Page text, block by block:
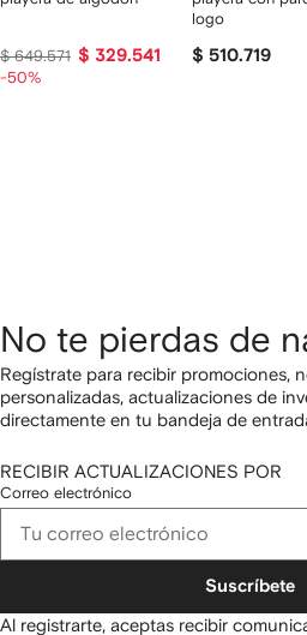
$ 649.571 $ 329.541
-50%
logo
$ 510.719
No te pierdas de
Regístrate para recibir promociones,
personalizadas, actualizaciones de
directamente en tu bandeja de
RECIBIR ACTUALIZACIONES POR
Correo electrónico
Suscríbete
Al registrarte, aceptas recibir